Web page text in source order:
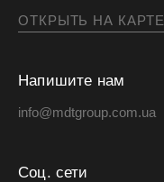
ОТКРЫТЬ НА КАРТЕ
Напишите нам
info@mdtgroup.com.ua
Соц. сети